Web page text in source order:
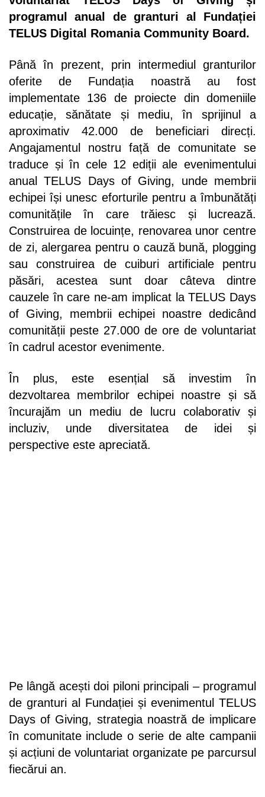
programul anual de granturi al Fundației
TELUS Digital Romania Community Board.
Până în prezent, prin intermediul granturilor
oferite de Fundația noastră au fost
implementate 136 de proiecte din domeniile
educație, sănătate și mediu, în sprijinul a
aproximativ 42.000 de beneficiari direcți.
Angajamentul nostru față de comunitate se
traduce și în cele 12 ediții ale evenimentului
anual TELUS Days of Giving, unde membrii
echipei își unesc eforturile pentru a îmbunătăți
comunitățile în care trăiesc și lucrează.
Construirea de locuințe, renovarea unor centre
de zi, alergarea pentru o cauză bună, plogging
sau construirea de cuiburi artificiale pentru
păsări, acestea sunt doar câteva dintre
cauzele în care ne-am implicat la TELUS Days
of Giving, membrii echipei noastre dedicând
comunității peste 27.000 de ore de voluntariat
în cadrul acestor evenimente.
În plus, este esențial să investim în
dezvoltarea membrilor echipei noastre și să
încurajăm un mediu de lucru colaborativ și
incluziv, unde diversitatea de idei și
perspective este apreciată.
Pe lângă acești doi piloni principali – programul
de granturi al Fundației și evenimentul TELUS
Days of Giving, strategia noastră de implicare
în comunitate include o serie de alte campanii
și acțiuni de voluntariat organizate pe parcursul
fiecărui an.